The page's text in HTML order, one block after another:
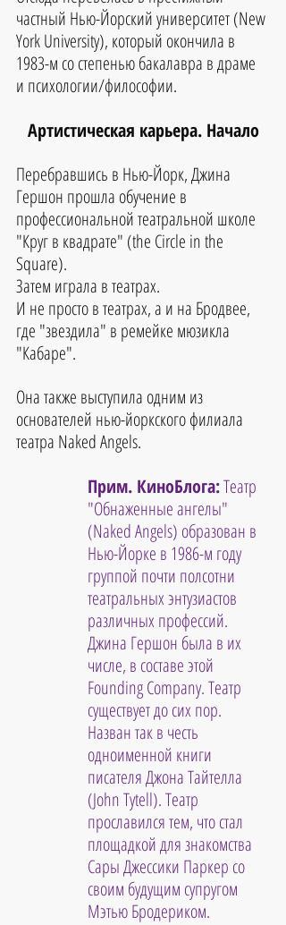
частный Нью-Йорский университет (New
York University), который окончила в
1983-м со степенью бакалавра в драме
и психологии/философии.
Артистическая карьера. Начало
Перебравшись в Нью-Йорк, Джина
Гершон прошла обучение в
профессиональной театральной школе
"Круг в квадрате" (the Circle in the
Square).
Затем играла в театрах.
И не просто в театрах, а и на Бродвее,
где "звездила" в ремейке мюзикла
"Кабаре".
Она также выступила одним из
основателей нью-йоркского филиала
театра Naked Angels.
Прим. КиноБлога: Театр
"Обнаженные ангелы"
(Naked Angels) образован в
Нью-Йорке в 1986-м году
группой почти полсотни
театральных энтузиастов
различных профессий.
Джина Гершон была в их
числе, в составе этой
Founding Company. Театр
существует до сих пор.
Назван так в честь
одноименной книги
писателя Джона Тайтелла
(John Tytell). Театр
прославился тем, что стал
площадкой для знакомства
Сары Джессики Паркер со
своим будущим супругом
Мэтью Бродериком.